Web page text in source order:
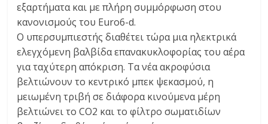
εξαρτήματα και με πλήρη συμμόρφωση στου
κανονισμούς του Euro6-d.
Ο υπερσυμπιεστής διαθέτει τώρα μια ηλεκτρικά
ελεγχόμενη βαλβίδα επανακυκλοφορίας του αέρα
για ταχύτερη απόκριση. Τα νέα ακροφύσια
βελτιώνουν το κεντρικό μπεκ ψεκασμού, η
μειωμένη τριβή σε διάφορα κινούμενα μέρη
βελτιώνει το CO2 και το φίλτρο σωματιδίων